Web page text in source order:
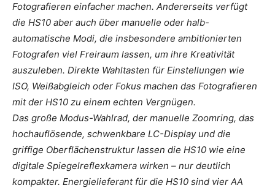
Fotografieren einfacher machen. Andererseits verfügt
die HS10 aber auch über manuelle oder halb-
automatische Modi, die insbesondere ambitionierten
Fotografen viel Freiraum lassen, um ihre Kreativität
auszuleben. Direkte Wahltasten für Einstellungen wie
ISO, Weißabgleich oder Fokus machen das Fotografieren
mit der HS10 zu einem echten Vergnügen.
Das große Modus-Wahlrad, der manuelle Zoomring, das
hochauflösende, schwenkbare LC-Display und die
griffige Oberflächenstruktur lassen die HS10 wie eine
digitale Spiegelreflexkamera wirken – nur deutlich
kompakter. Energielieferant für die HS10 sind vier AA